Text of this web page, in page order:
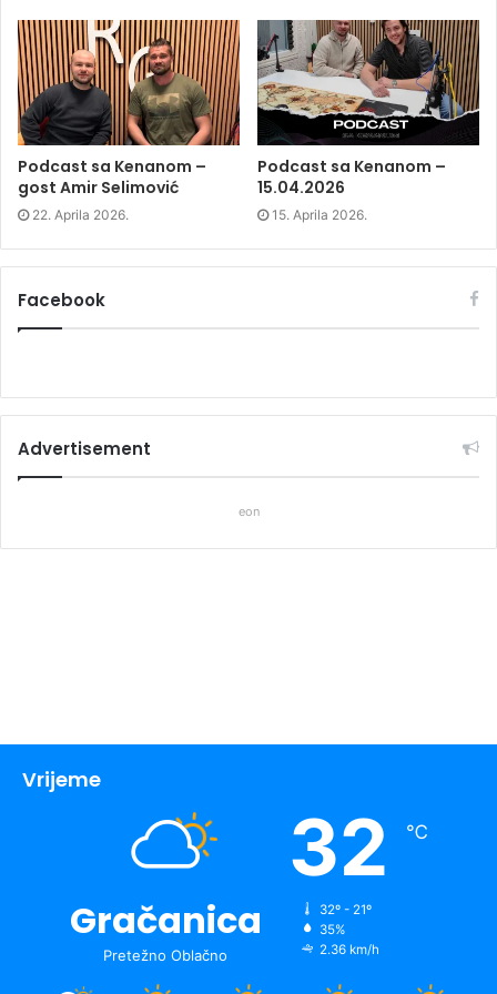
w
w
i
n
d
o
w
)
w
i
n
d
o
)
w
w
i
n
d
o
w
)
Podcast sa Kenanom –
gost Amir Selimović
22. Aprila 2026.
Podcast sa Kenanom –
15.04.2026
15. Aprila 2026.
Facebook
Advertisement
eon
Vrijeme
Gračanica
Pretežno Oblačno
32 ℃
32º - 21º
35%
2.36 km/h